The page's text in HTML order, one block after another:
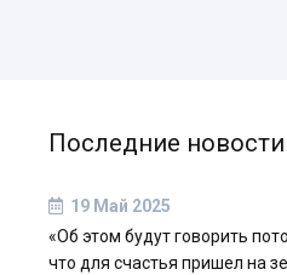
Последние новости
19 Май 2025
«Об этом будут говорить
что для счастья пришел на